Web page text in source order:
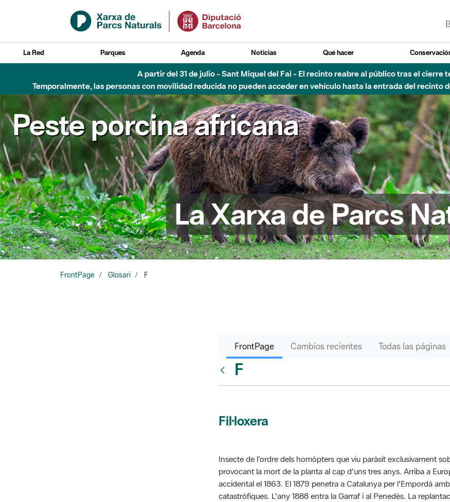
Saltar al contenido principal
La Red Parques Agenda Noticias Qué hacer
A partir del 31 de julio - Sant Miquel del Fai - El recinto reabre al público tras el cierre
Temporalmente, las personas con movilidad reducida no pueden acceder en vehículo hasta la entrada del recinto
Peste porcina africana
La Xarxa de Parcs
FrontPage Glosari F
FrontPage Cambios recientes Todas las páginas
F
Fil·loxera
Insecte de l'ordre dels homòpters que viu paràsit exclusivament
provocant la mort de la planta al cap d'uns tres anys. Arriba a
accidental el 1863. El 1879 penetra a Catalunya per l'Empordà
catastròfiques. L'any 1888 entra la Garraf i al Penedès. La